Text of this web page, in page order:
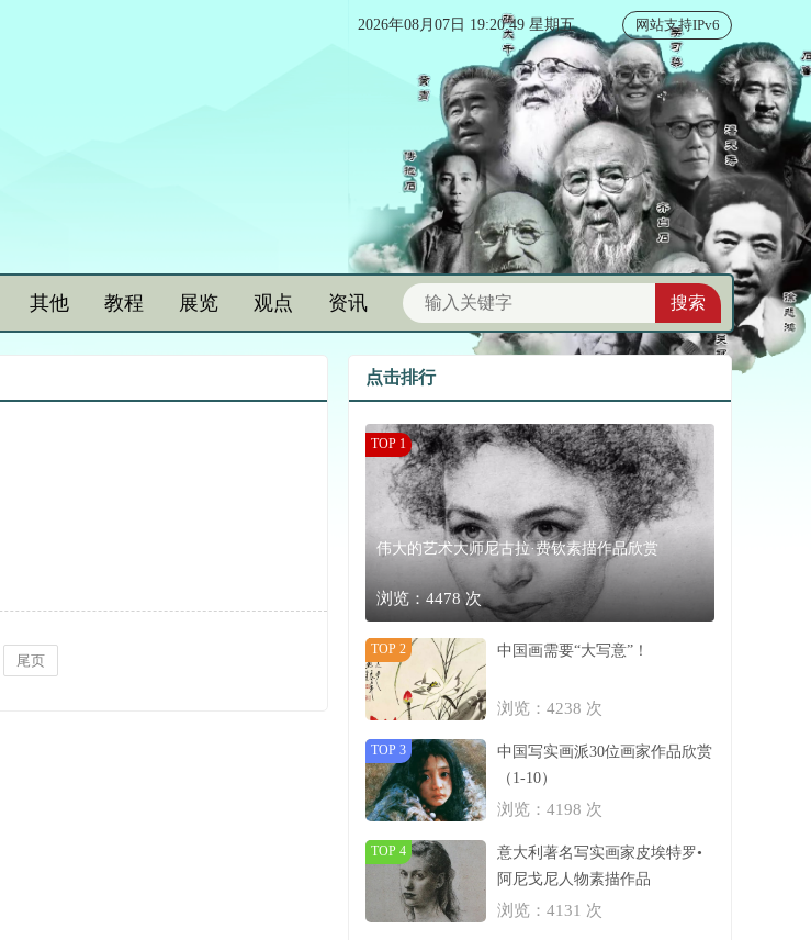
2026年08月07日 19:20:50 星期五 网站支持IPv6
其他 教程 展览 观点 资讯
尾页
点击排行
TOP 1
伟大的艺术大师尼古拉·费钦素描作品欣赏
浏览：4478 次
TOP 2 中国画需要“大写意”！
浏览：4238 次
TOP 3
中国写实画派30位画家作品欣赏
（1-10）
浏览：4198 次
TOP 4
意大利著名写实画家皮埃特罗•
阿尼戈尼人物素描作品
浏览：4131 次